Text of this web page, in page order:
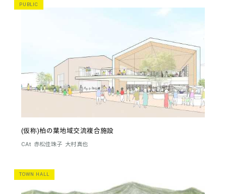
PUBLIC
(仮称)柏の葉地域交流複合施設
CAt 赤松佳珠子 大村真也
TOWN HALL